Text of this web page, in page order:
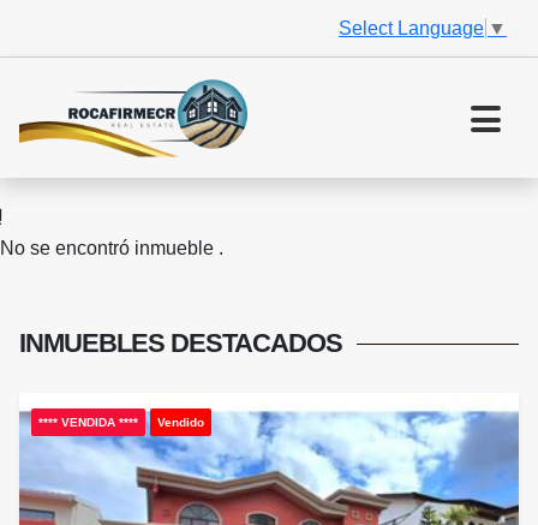
Select Language ▼
No se encontró inmueble .
INMUEBLES DESTACADOS
**** VENDIDA **** Vendido